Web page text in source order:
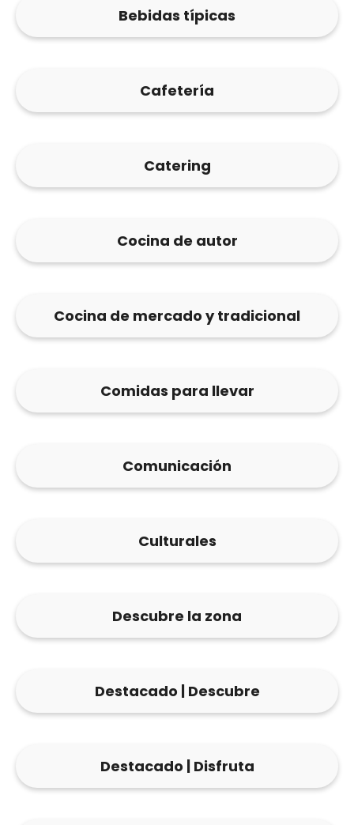
Bebidas típicas
Cafetería
Catering
Cocina de autor
Cocina de mercado y tradicional
Comidas para llevar
Comunicación
Culturales
Descubre la zona
Destacado | Descubre
Destacado | Disfruta